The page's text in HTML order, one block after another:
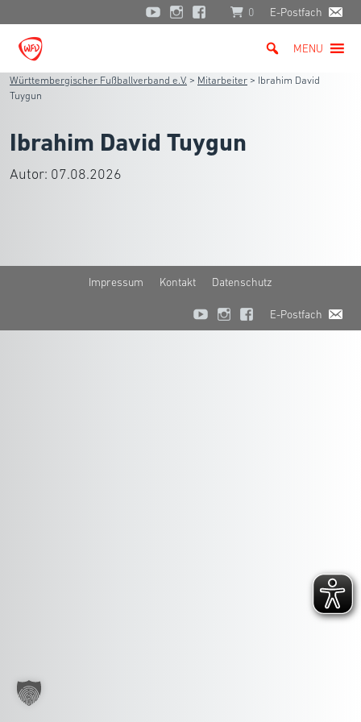
0 E-Postfach
MENU
Württembergischer Fußballverband e.V. > Mitarbeiter > Ibrahim David
Tuygun
Ibrahim David Tuygun
Autor: 07.08.2026
Impressum Kontakt Datenschutz
E-Postfach